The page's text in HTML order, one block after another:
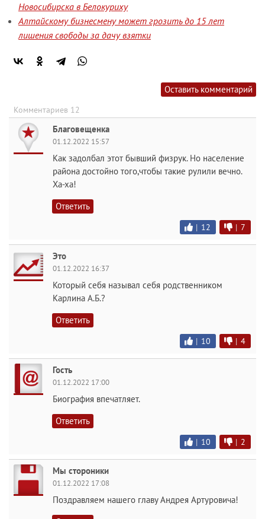
Новосибирска в Белокуриху
Алтайскому бизнесмену может грозить до 15 лет
лишения свободы за дачу взятки
Оставить комментарий
Комментариев 12
Благовещенка
01.12.2022 15:57
Как задолбал этот бывший физрук. Но население
района достойно того,чтобы такие рулили вечно.
Ха-ха!
Ответить
| 12 | 7
Это
01.12.2022 16:37
Который себя называл себя родственником
Карлина А.Б.?
Ответить
| 10 | 4
Гость
01.12.2022 17:00
Биография впечатляет.
Ответить
| 10 | 2
Мы стороники
01.12.2022 17:08
Поздравляем нашего главу Андрея Артуровича!